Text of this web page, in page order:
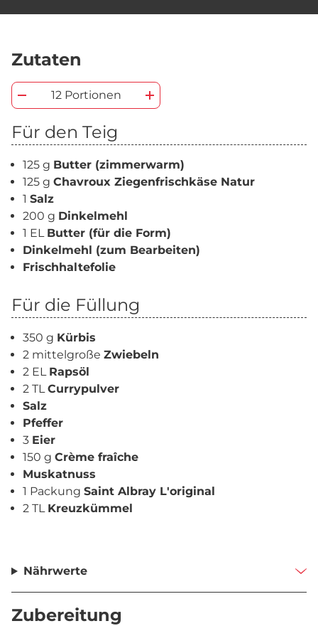
Zutaten
12 Portionen
Für den Teig
125 g Butter (zimmerwarm)
125 g Chavroux Ziegenfrischkäse Natur
1 Salz
200 g Dinkelmehl
1 EL Butter (für die Form)
Dinkelmehl (zum Bearbeiten)
Frischhaltefolie
Für die Füllung
350 g Kürbis
2 mittelgroße Zwiebeln
2 EL Rapsöl
2 TLCurrypulver
Salz
Pfeffer
3 Eier
150 g Crème fraîche
Muskatnuss
1 Packung Saint Albray L'original
2 TL Kreuzkümmel
Nährwerte
Zubereitung